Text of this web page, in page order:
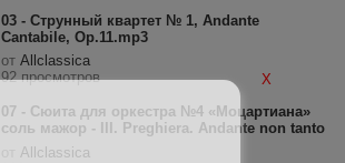
03 - Струнный квартет № 1, Andante
Cantabile, Op.11.mp3
от Allclassica
92 просмотров
07 - Сюита для оркестра №4 «Моцартиана»
соль мажор - III. Preghiera. Andante non tanto
(Ave verum corpus, K.618).mp3
Allclassica
X